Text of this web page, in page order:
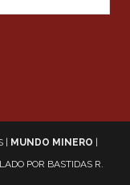
| MUNDO MINERO
POR BASTIDAS R.